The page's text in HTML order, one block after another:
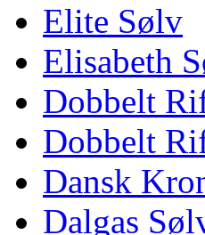
Elite Sølv
Elisabeth
Dobbelt
Dobbelt
Dansk
Dalgas